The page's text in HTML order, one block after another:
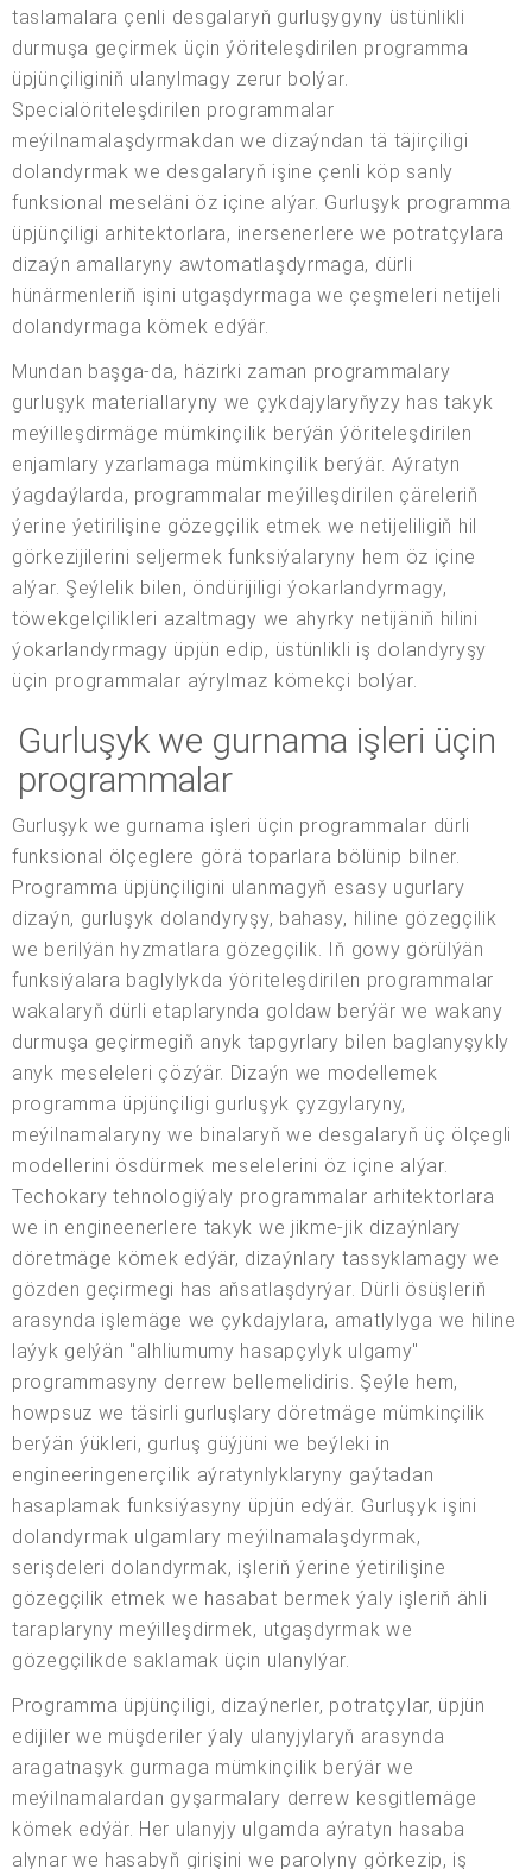
taslamalara çenli desgalaryň gurluşygyny üstünlikli
durmuşa geçirmek üçin ýöriteleşdirilen programma
üpjünçiliginiň ulanylmagy zerur bolýar.
Specialöriteleşdirilen programmalar
meýilnamalaşdyrmakdan we dizaýndan tä täjirçiligi
dolandyrmak we desgalaryň işine çenli köp sanly
funksional meseläni öz içine alýar. Gurluşyk programma
üpjünçiligi arhitektorlara, inersenerlere we potratçylara
dizaýn amallaryny awtomatlaşdyrmaga, dürli
hünärmenleriň işini utgaşdyrmaga we çeşmeleri netijeli
dolandyrmaga kömek edýär.
Mundan başga-da, häzirki zaman programmalary
gurluşyk materiallaryny we çykdajylaryňyzy has takyk
meýilleşdirmäge mümkinçilik berýän ýöriteleşdirilen
enjamlary yzarlamaga mümkinçilik berýär. Aýratyn
ýagdaýlarda, programmalar meýilleşdirilen çäreleriň
ýerine ýetirilişine gözegçilik etmek we netijeliligiň hil
görkezijilerini seljermek funksiýalaryny hem öz içine
alýar. Şeýlelik bilen, öndürijiligi ýokarlandyrmagy,
töwekgelçilikleri azaltmagy we ahyrky netijäniň hilini
ýokarlandyrmagy üpjün edip, üstünlikli iş dolandyryşy
üçin programmalar aýrylmaz kömekçi bolýar.
Gurluşyk we gurnama işleri üçin
programmalar
Gurluşyk we gurnama işleri üçin programmalar dürli
funksional ölçeglere görä toparlara bölünip bilner.
Programma üpjünçiligini ulanmagyň esasy ugurlary
dizaýn, gurluşyk dolandyryşy, bahasy, hiline gözegçilik
we berilýän hyzmatlara gözegçilik. Iň gowy görülýän
funksiýalara baglylykda ýöriteleşdirilen programmalar
wakalaryň dürli etaplarynda goldaw berýär we wakany
durmuşa geçirmegiň anyk tapgyrlary bilen baglanyşykly
anyk meseleleri çözýär. Dizaýn we modellemek
programma üpjünçiligi gurluşyk çyzgylaryny,
meýilnamalaryny we binalaryň we desgalaryň üç ölçegli
modellerini ösdürmek meselelerini öz içine alýar.
Techokary tehnologiýaly programmalar arhitektorlara
we in engineenerlere takyk we jikme-jik dizaýnlary
döretmäge kömek edýär, dizaýnlary tassyklamagy we
gözden geçirmegi has aňsatlaşdyrýar. Dürli ösüşleriň
arasynda işlemäge we çykdajylara, amatlylyga we hiline
laýyk gelýän "alhliumumy hasapçylyk ulgamy"
programmasyny derrew bellemelidiris. Şeýle hem,
howpsuz we täsirli gurluşlary döretmäge mümkinçilik
berýän ýükleri, gurluş güýjüni we beýleki in
engineeringenerçilik aýratynlyklaryny gaýtadan
hasaplamak funksiýasyny üpjün edýär. Gurluşyk işini
dolandyrmak ulgamlary meýilnamalaşdyrmak,
serişdeleri dolandyrmak, işleriň ýerine ýetirilişine
gözegçilik etmek we hasabat bermek ýaly işleriň ähli
taraplaryny meýilleşdirmek, utgaşdyrmak we
gözegçilikde saklamak üçin ulanylýar.
Programma üpjünçiligi, dizaýnerler, potratçylar, üpjün
edijiler we müşderiler ýaly ulanyjylaryň arasynda
aragatnaşyk gurmaga mümkinçilik berýär we
meýilnamalardan gyşarmalary derrew kesgitlemäge
kömek edýär. Her ulanyjy ulgamda aýratyn hasaba
alynar we hasabyň girişini we parolyny görkezip, iş